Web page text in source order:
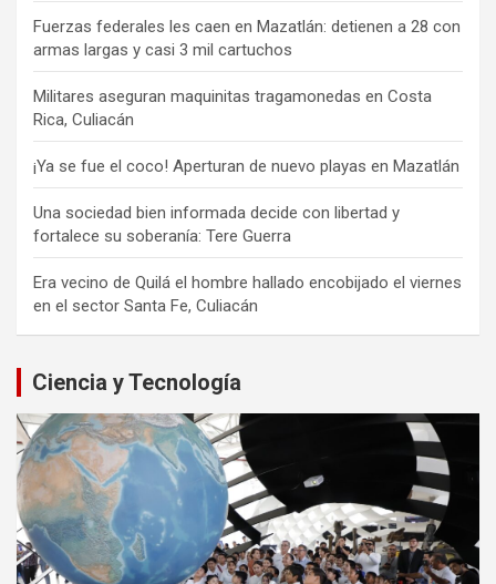
Fuerzas federales les caen en Mazatlán: detienen a 28 con
armas largas y casi 3 mil cartuchos
Militares aseguran maquinitas tragamonedas en Costa
Rica, Culiacán
¡Ya se fue el coco! Aperturan de nuevo playas en Mazatlán
Una sociedad bien informada decide con libertad y
fortalece su soberanía: Tere Guerra
Era vecino de Quilá el hombre hallado encobijado el viernes
en el sector Santa Fe, Culiacán
Ciencia y Tecnología